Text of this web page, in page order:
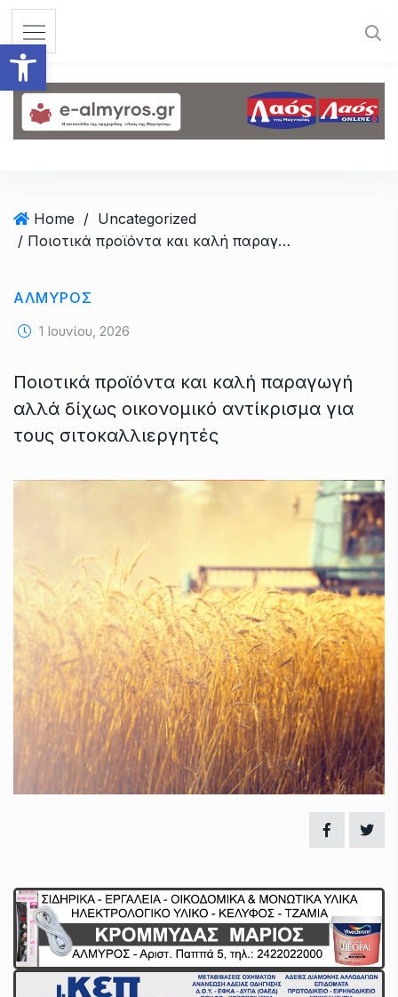
Ανοίξτε τη γραμμή
Home / Uncategorized
/ Ποιοτικά προϊόντα και καλή παραγωγή αλλά δίχως οικονομικό αντίκρισμα για τους σιτοκαλλιεργητές
ΑΛΜΥΡΟΣ
1 Ιουνίου, 2026
Ποιοτικά προϊόντα και καλή παραγωγή
αλλά δίχως οικονομικό αντίκρισμα για
τους σιτοκαλλιεργητές